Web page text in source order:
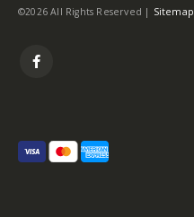
©2026 All Rights Reserved | Sitemap